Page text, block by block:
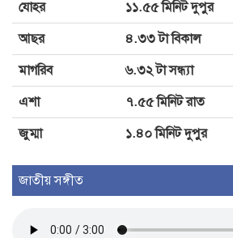
যোহর
১১.৫৫ মিনিট দুপুর
আছর
৪.৩৩ টা বিকাল
মাগরিব
৬.৩২ টা সন্ধ্যা
এশা
৭.৫৫ মিনিট রাত
জুম্মা
১.৪০ মিনিট দুপুর
জাতীয় সঙ্গীত